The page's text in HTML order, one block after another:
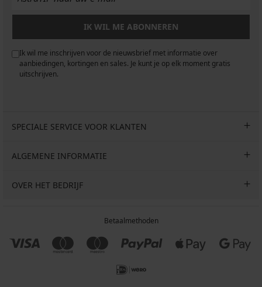
IK WIL ME ABONNEREN
Ik wil me inschrijven voor de nieuwsbrief met informatie over
aanbiedingen, kortingen en sales. Je kunt je op elk moment gratis
uitschrijven.
SPECIALE SERVICE VOOR KLANTEN
ALGEMENE INFORMATIE
OVER HET BEDRIJF
Betaalmethoden